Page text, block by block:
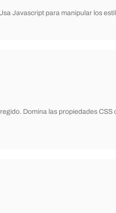
Javascript para manipular los
Domina las propiedades